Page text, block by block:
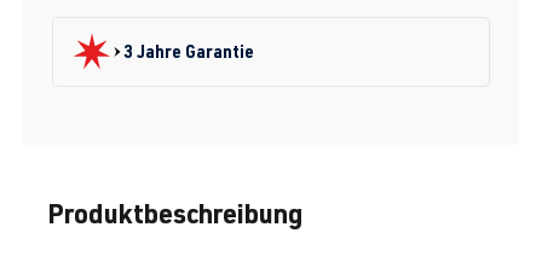
3 Jahre Garantie
Produktbeschreibung